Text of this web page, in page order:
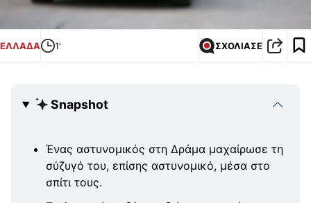
ΕΛΛΑΔΑ 1' ΣΧΟΛΙΑΣΕ
Snapshot
Ένας αστυνομικός στη Δράμα μαχαίρωσε τη
σύζυγό του, επίσης αστυνομικό, μέσα στο
σπίτι τους.